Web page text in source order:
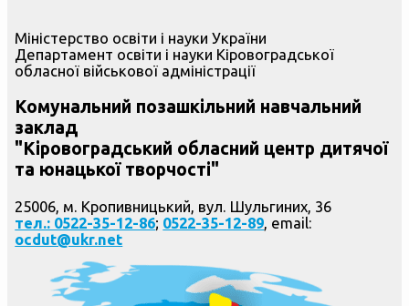
Міністерство освіти і науки України
Департамент освіти і науки Кіровоградської
обласної військової адміністрації
Комунальний позашкільний навчальний
заклад
"Кіровоградський обласний центр дитячої
та юнацької творчості"
25006, м. Кропивницький, вул. Шульгиних, 36
тел.: 0522-35-12-86; 0522-35-12-89, email:
ocdut@ukr.net